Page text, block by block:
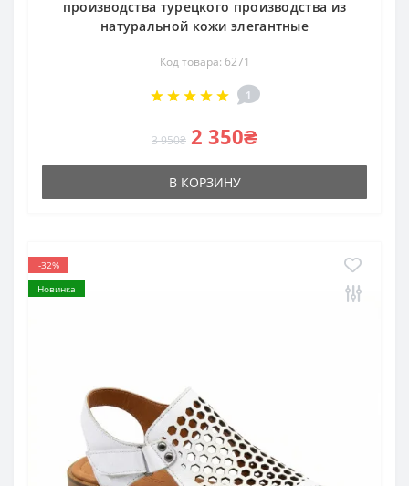
производства турецкого производства из
натуральной кожи элегантные
Код товара: 6271
1
3 950₴ 2 350₴
В КОРЗИНУ
-32%
Новинка